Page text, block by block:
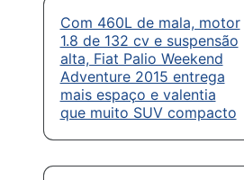
Com 460L de mala, motor
1.8 de 132 cv e suspensão
alta, Fiat Palio Weekend
Adventure 2015 entrega
mais espaço e valentia
que muito SUV compacto